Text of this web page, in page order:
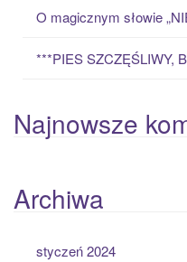
O magicznym słowie
***PIES SZCZĘŚLIWY,
Najnowsze
Archiwa
styczeń 2024